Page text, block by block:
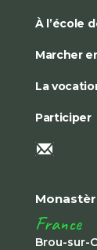
À l’école
Marcher
La
Participer
France
Brou-sur-